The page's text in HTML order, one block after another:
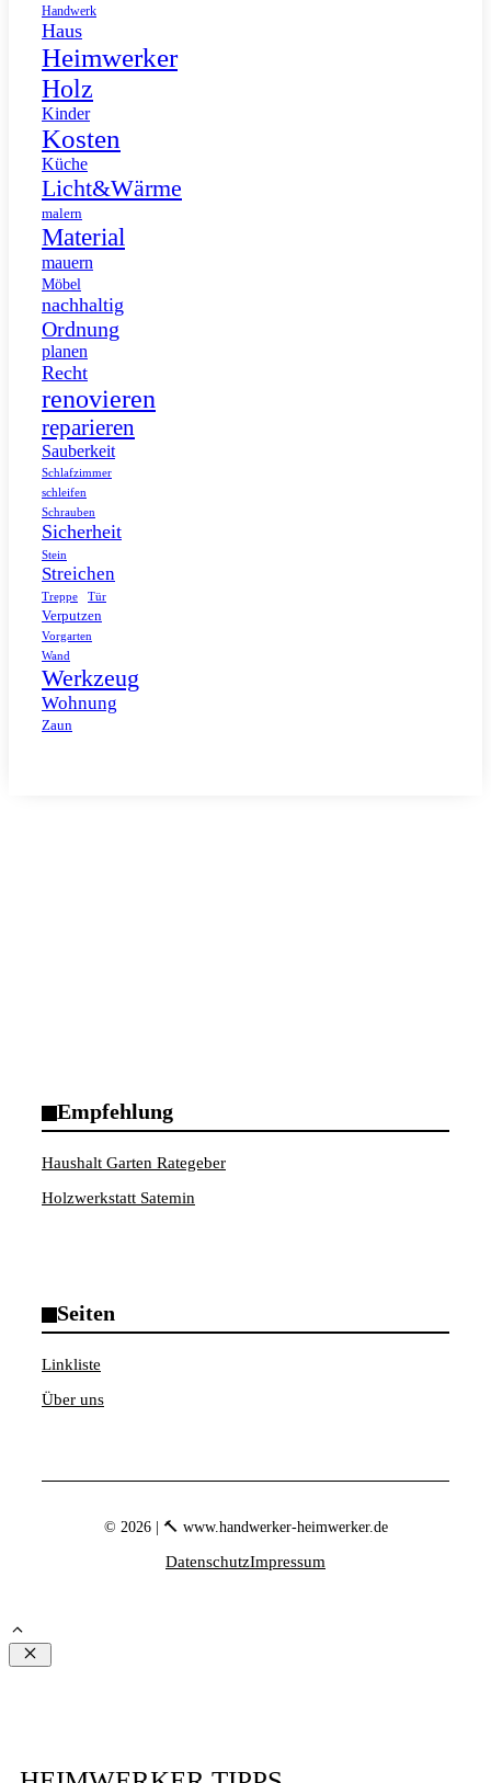
Handwerk
Haus
Heimwerker
Holz
Kinder
Kosten
Küche
Licht&Wärme
malern
Material
mauern
Möbel
nachhaltig
Ordnung
planen
Recht
renovieren
reparieren
Sauberkeit
Schlafzimmer
schleifen
Schrauben
Sicherheit
Stein
Streichen
Treppe Tür
Verputzen
Vorgarten
Wand
Werkzeug
Wohnung
Zaun
Empfehlung
Haushalt Garten Rategeber
Holzwerkstatt Satemin
Seiten
Linkliste
Über uns
© 2026 | 🔨 www.handwerker-heimwerker.de
DatenschutzImpressum
Schließen